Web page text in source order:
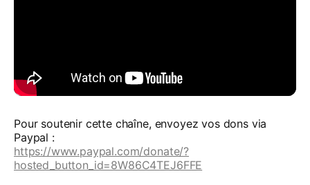
Pour soutenir cette chaîne, envoyez vos dons via
Paypal :
https://www.paypal.com/donate/?
hosted_button_id=8W86C4TEJ6FFE